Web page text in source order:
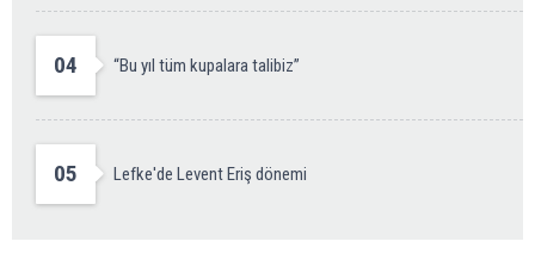
04 “Bu yıl tüm kupalara talibiz”
05 Lefke'de Levent Eriş dönemi